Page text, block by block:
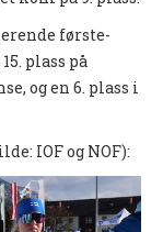
første-
plass på
og en 6. plass i
IOF og NOF):